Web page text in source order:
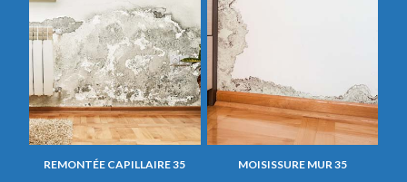
REMONTÉE CAPILLAIRE 35 MOISISSURE MUR 35